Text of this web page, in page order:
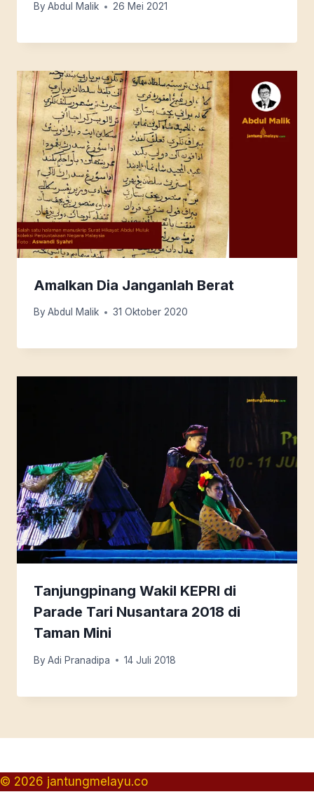
By Abdul Malik 26 Mei 2021
Amalkan Dia Janganlah Berat
By Abdul Malik 31 Oktober 2020
Tanjungpinang Wakil KEPRI di
Parade Tari Nusantara 2018 di
Taman Mini
By Adi Pranadipa 14 Juli 2018
© 2026 jantungmelayu.co